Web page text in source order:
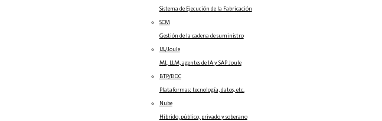
Sistema de Ejecución de la Fabricación
SCM
Gestión de la cadena de suministro
IA/Joule
ML, LLM, agentes de IA y SAP Joule
BTP/BDC
Plataformas: tecnología, datos, etc.
Nube
Híbrido, público, privado y soberano